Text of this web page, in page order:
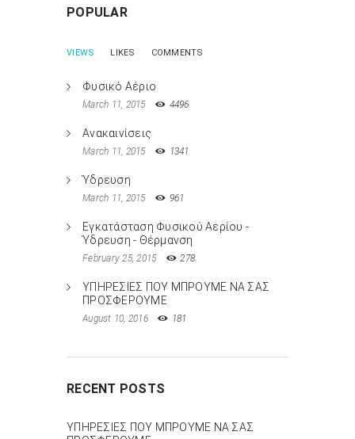
POPULAR
VIEWS LIKES COMMENTS
Φυσικό Αέριο
March 11, 2015 4496
Ανακαινίσεις
March 11, 2015 1341
Ύδρευση
March 11, 2015 961
Εγκατάσταση Φυσικού Αερίου -
Ύδρευση - Θέρμανση
February 25, 2015 278
ΥΠΗΡΕΣΙΕΣ ΠΟΥ ΜΠΡΟΥΜΕ ΝΑ ΣΑΣ
ΠΡΟΣΦΕΡΟΥΜΕ
August 10, 2016 181
RECENT POSTS
ΥΠΗΡΕΣΙΕΣ ΠΟΥ ΜΠΡΟΥΜΕ ΝΑ ΣΑΣ